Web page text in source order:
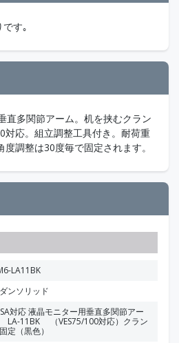
す｡
直多関節アーム。机を挟むクラン
対応。組立調整工具付き。耐荷重
調整は30度毎で固定されます。
LA11BK
ンソリッド
対応 液晶モニター用垂直多関節アー
LA-11BK （VES75/100対応）クラン
定（黒色）